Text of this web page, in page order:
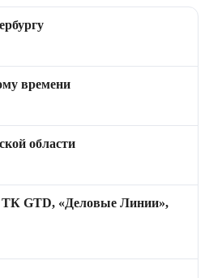
времени
области
ТК GTD, «Деловые Линии»,